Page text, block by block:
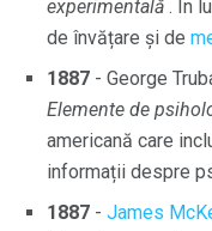
experimentală . În
de învățare și de
1887 - George
Elemente de
americană care
informații despre
1887 - James